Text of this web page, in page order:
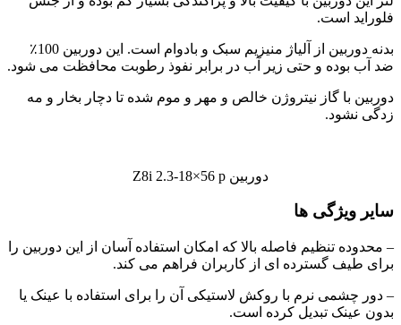
فلوراید است.
بدنه دوربین از آلیاژ منیزیم سبک و بادوام است. این دوربین 100٪
ضد آب بوده و حتی زیر آب در برابر نفوذ رطوبت محافظت می شود.
دوربین با گاز نیتروژن خالص و مهر و موم شده تا دچار بخار و مه
زدگی نشود.
دوربین Z8i 2.3-18×56 p
سایر ویژگی ها
– محدوده تنظیم فاصله بالا که امکان استفاده آسان از این دوربین را
برای طیف گسترده ای از کاربران فراهم می کند.
– دور چشمی نرم با روکش لاستیکی آن را برای استفاده با عینک یا
بدون عینک تبدیل کرده است.